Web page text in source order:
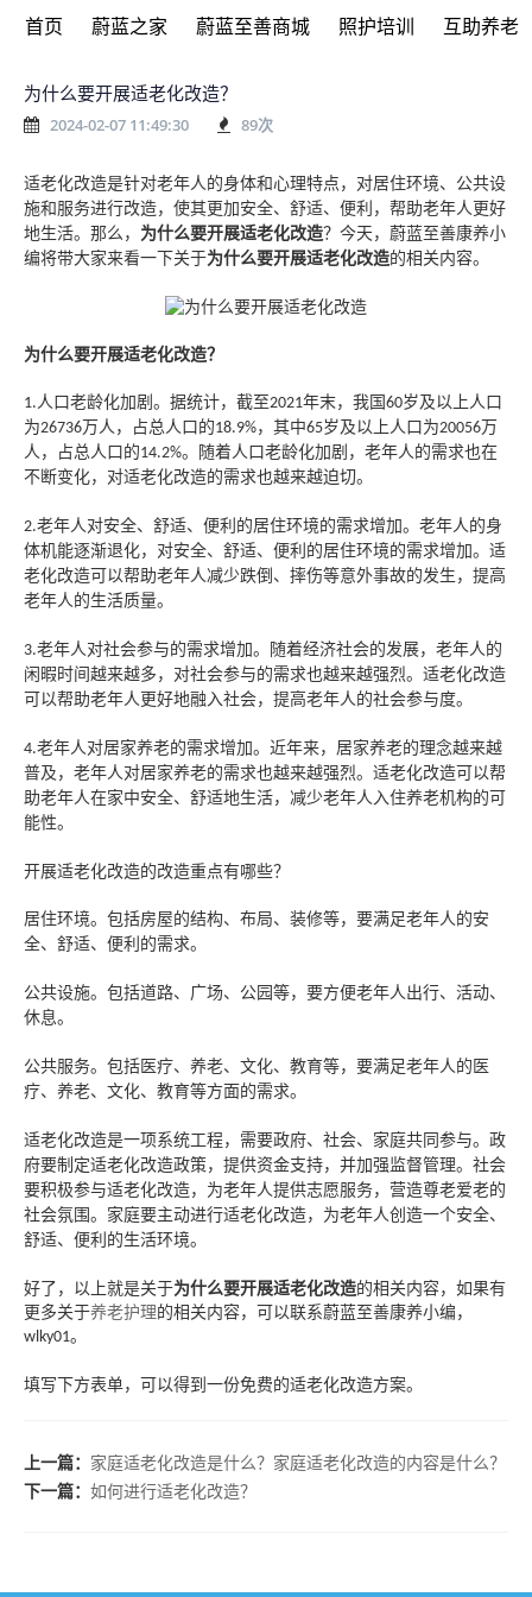
首页 蔚蓝之家 蔚蓝至善商城 照护培训 互助养老
为什么要开展适老化改造？
2024-02-07 11:49:30 89次
适老化改造是针对老年人的身体和心理特点，对居住环境、公共设
施和服务进行改造，使其更加安全、舒适、便利，帮助老年人更好
地生活。 那么， 为什么要开展适老化改造？今天，蔚蓝至善康养小
编将带大家来看一下关于为什么要开展适老化改造的相关内容。
为什么要开展适老化改造？
1.人口老龄化加剧。据统计，截至2021年末，我国 60岁及以上人口
为26736万人，占总人口的18.9%，其中65岁及以上人口为20056万
人，占总人口的14.2%。随着人口老龄化加剧，老年人的需求也在
不断变化，对适老化改造的需求也越来越迫切。
2.老年人对安全、舒适、便利的居住环境的需求增加。老年人的身
体机能逐渐退化，对安全、舒适、便利的居住环境的需求增加。适
老化改造可以帮助老年人减少跌倒、摔伤等意外事故的发生，提高
老年人的生活质量。
3.老年人对社会参与的需求增加。随着经济社会的发展，老年人的
闲暇时间越来越多，对社会参与的需求也越来越强烈。适老化改造
可以帮助老年人更好地融入社会，提高老年人的社会参与度。
4.老年人对居家养老的需求增加。近年来，居家养老的理念越来越
普及，老年人对居家养老的需求也越来越强烈。适老化改造可以帮
助老年人在家中安全、舒适地生活，减少老年人入住养老机构的可
能性。
开展适老化改造的改造重点有哪些？
居住环境。包括房屋的结构、布局、装修等，要满足老年人的安
全、舒适、便利的需求。
公共设施。包括道路、广场、公园等，要方便老年人出行、活动、
休息。
公共服务。包括医疗、养老、文化、教育等，要满足老年人的医
疗、养老、文化、教育等方面的需求。
适老化改造是一项系统工程，需要政府、社会、家庭共同参与。政
府要制定适老化改造政策，提供资金支持，并加强监督管理。社会
要积极参与适老化改造，为老年人提供志愿服务，营造尊老爱老的
社会氛围。家庭要主动进行适老化改造，为老年人创造一个安全、
舒适、便利的生活环境。
好了，以上就是关于为什么要开展适老化改造的相关内容，如果有
更多关于养老护理的相关内容，可以联系蔚蓝至善康养小编，
wlky01。
填写下方表单，可以得到一份免费的适老化改造方案。
上一篇： 家庭适老化改造是什么？家庭适老化改造的内容是什么？
下一篇： 如何进行适老化改造？